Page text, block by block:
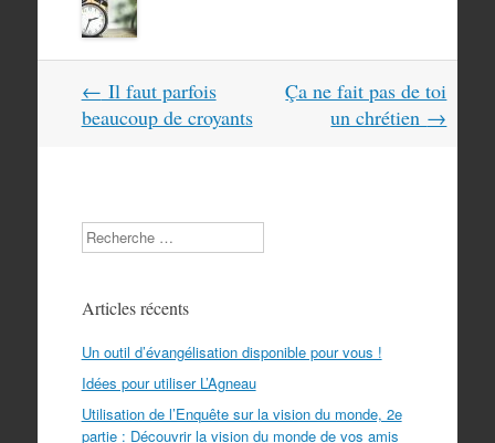
Navigation
dans
← Il faut parfois
beaucoup de croyants
Ça ne fait pas de toi
un chrétien →
Search
Articles récents
Un outil d’évangélisation disponible pour vous !
Idées pour utiliser L’Agneau
Utilisation de l’Enquête sur la vision du monde, 2e
partie : Découvrir la vision du monde de vos amis